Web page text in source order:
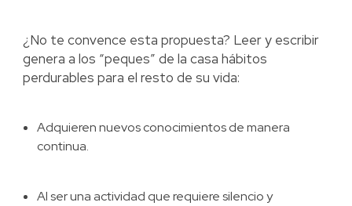
¿No te convence esta propuesta? Leer y escribir
genera a los “peques” de la casa hábitos
perdurables para el resto de su vida:
Adquieren nuevos conocimientos de manera
continua.
Al ser una actividad que requiere silencio y